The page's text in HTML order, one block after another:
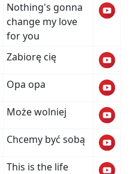
Nothing's gonna
change my love
for you
Zabiorę cię
Opa opa
Może wolniej
Chcemy być sobą
This is the life